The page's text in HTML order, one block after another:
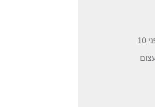
כבר כמה פעם העתקתי אליו דברים והמהירות שלו איטית להחריד. מזכירה לי את מה שהיה לי לפני 10